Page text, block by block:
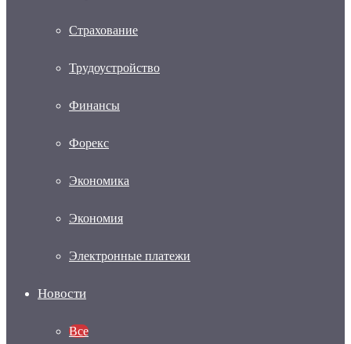
Страхование
Трудоустройство
Финансы
Форекс
Экономика
Экономия
Электронные платежи
Новости
Все